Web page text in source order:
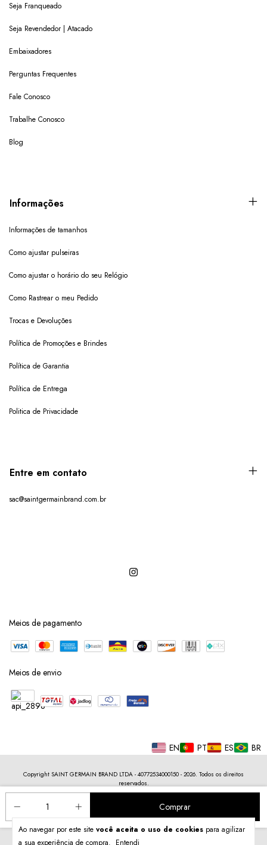
Ao navegar por este site você aceita o uso de cookies para agilizar
a sua experiência de compra. Entendi
Seja Franqueado
Seja Revendedor | Atacado
Embaixadores
Perguntas Frequentes
Fale Conosco
Trabalhe Conosco
Blog
Informações
Informações de tamanhos
Como ajustar pulseiras
Como ajustar o horário do seu Relógio
Como Rastrear o meu Pedido
Trocas e Devoluções
Política de Promoções e Brindes
Política de Garantia
Política de Entrega
Politica de Privacidade
Entre em contato
sac@saintgermainbrand.com.br
Meios de pagamento
Meios de envio
EN PT ES BR
Copyright SAINT GERMAIN BRAND LTDA - 40772534000150 - 2026. Todos os direitos
reservados.